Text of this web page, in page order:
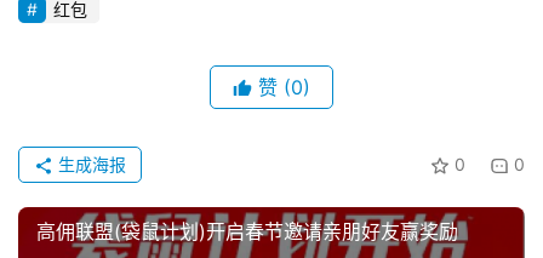
红包
赞 (0)
0 0
生成海报
高佣联盟(袋鼠计划)开启春节邀请亲朋好友赢奖励